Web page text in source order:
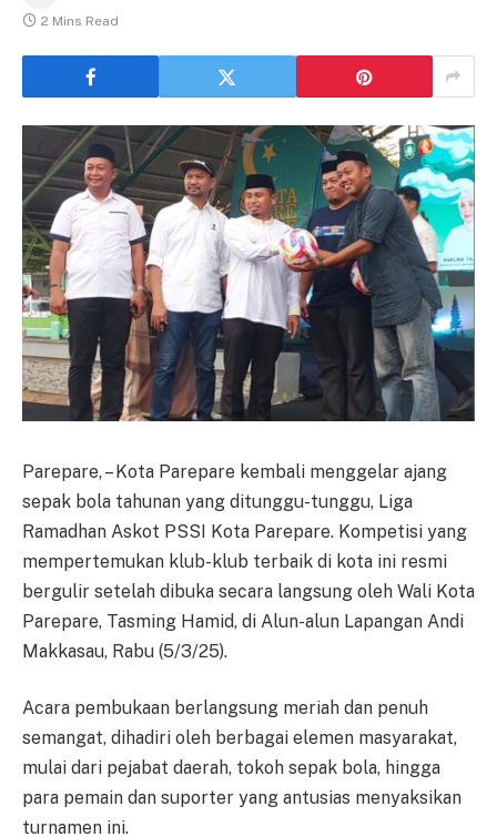
2 Mins Read
Parepare, – Kota Parepare kembali menggelar ajang
sepak bola tahunan yang ditunggu-tunggu, Liga
Ramadhan Askot PSSI Kota Parepare. Kompetisi yang
mempertemukan klub-klub terbaik di kota ini resmi
bergulir setelah dibuka secara langsung oleh Wali Kota
Parepare, Tasming Hamid, di Alun-alun Lapangan Andi
Makkasau, Rabu (5/3/25).
Acara pembukaan berlangsung meriah dan penuh
semangat, dihadiri oleh berbagai elemen masyarakat,
mulai dari pejabat daerah, tokoh sepak bola, hingga
para pemain dan suporter yang antusias menyaksikan
turnamen ini.